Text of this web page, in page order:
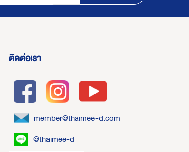
ติดต่อเรา
member@thaimee-d.com
@thaimee-d